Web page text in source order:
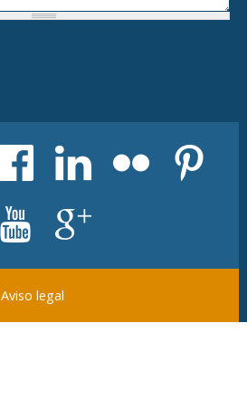
Aviso legal